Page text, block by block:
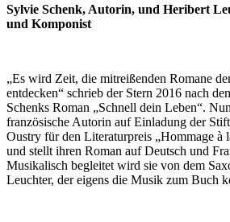
Sylvie Schenk, Autorin, und Heribert
und Komponist
„Es wird Zeit, die mitreißenden Romane
entdecken“ schrieb der Stern 2016 nach
Schenks Roman „Schnell dein Leben“.
französische Autorin auf Einladung der
Oustry für den Literaturpreis „Hommage à
und stellt ihren Roman auf Deutsch und
Musikalisch begleitet wird sie von dem
Leuchter, der eigens die Musik zum Buch